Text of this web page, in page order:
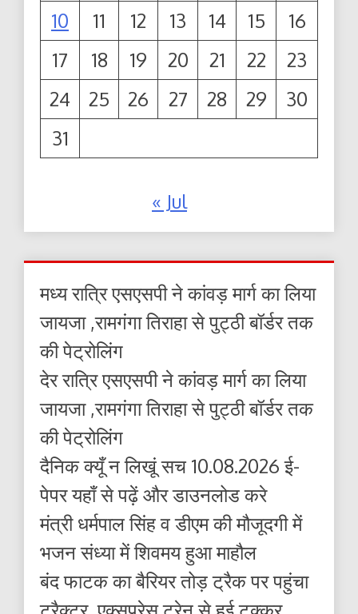
10
11 12 13 14 15
16
17
18 19 20 21 22
23
24
25 26 27 28 29
30
31
« Jul
मध्य रात्रि एसएसपी ने कांवड़ मार्ग का लिया
जायजा ,रामगंगा तिराहा से पुट्ठी बॉर्डर तक
की पेट्रोलिंग
देर रात्रि एसएसपी ने कांवड़ मार्ग का लिया
जायजा ,रामगंगा तिराहा से पुट्ठी बॉर्डर तक
की पेट्रोलिंग
दैनिक क्यूँ न लिखूं सच 10.08.2026 ई-
पेपर यहाँ से पढ़ें और डाउनलोड करे
मंत्री धर्मपाल सिंह व डीएम की मौजूदगी में
भजन संध्या में शिवमय हुआ माहौल
बंद फाटक का बैरियर तोड़ ट्रैक पर पहुंचा